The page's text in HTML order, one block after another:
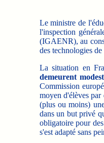
Le ministre de
l'inspection
(IGAENR), au
des technologies
La situation en
demeurent
Commission
moyen d'élèves
(plus ou moins)
dans un but privé
obligatoire pour
s'est adapté sans